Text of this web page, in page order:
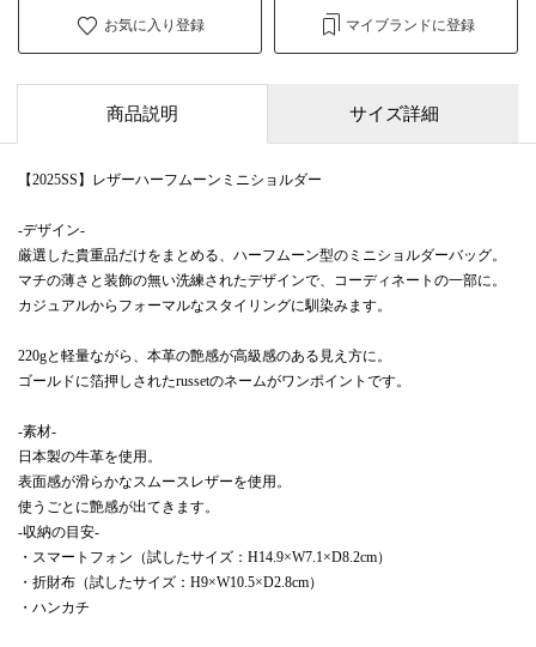
お気に入り登録 マイブランドに登録
商品説明 サイズ詳細
【2025SS】レザーハーフムーンミニショルダー
-デザイン-
厳選した貴重品だけをまとめる、ハーフムーン型のミニショルダーバッグ。
マチの薄さと装飾の無い洗練されたデザインで、コーディネートの一部に。
カジュアルからフォーマルなスタイリングに馴染みます。
220gと軽量ながら、本革の艶感が高級感のある見え方に。
ゴールドに箔押しされたrussetのネームがワンポイントです。
-素材-
日本製の牛革を使用。
表面感が滑らかなスムースレザーを使用。
使うごとに艶感が出てきます。
-収納の目安-
・スマートフォン（試したサイズ：H14.9×W7.1×D8.2cm）
・折財布（試したサイズ：H9×W10.5×D2.8cm）
・ハンカチ